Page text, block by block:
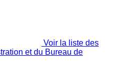
Voir la liste des
et du Bureau de